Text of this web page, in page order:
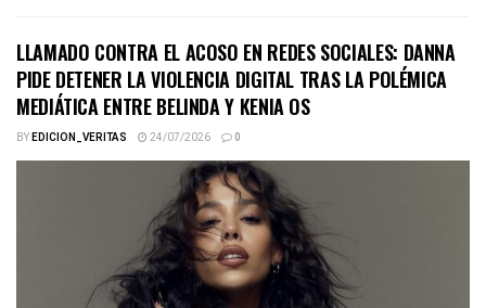
LLAMADO CONTRA EL ACOSO EN REDES SOCIALES: DANNA
PIDE DETENER LA VIOLENCIA DIGITAL TRAS LA POLÉMICA
MEDIÁTICA ENTRE BELINDA Y KENIA OS
BYEDICION_VERITAS 24/07/2026 0